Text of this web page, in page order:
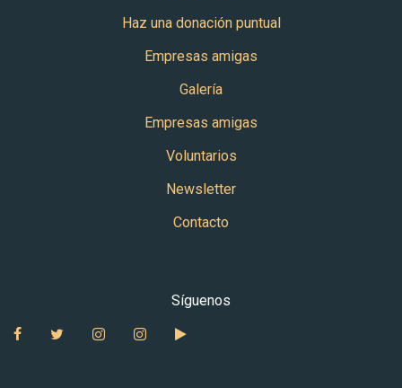
Haz una donación puntual
Empresas amigas
Galería
Empresas amigas
Voluntarios
Newsletter
Contacto
Síguenos
FacebookTwitter Instagram Babies Uganda
Instagram Auntie Maria Galan